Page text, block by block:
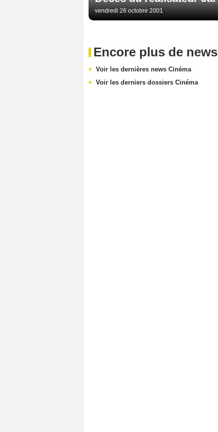
vendredi 26 octobre 2001
Encore plus de
Voir les dernières news Cinéma
Voir les derniers dossiers Cinéma